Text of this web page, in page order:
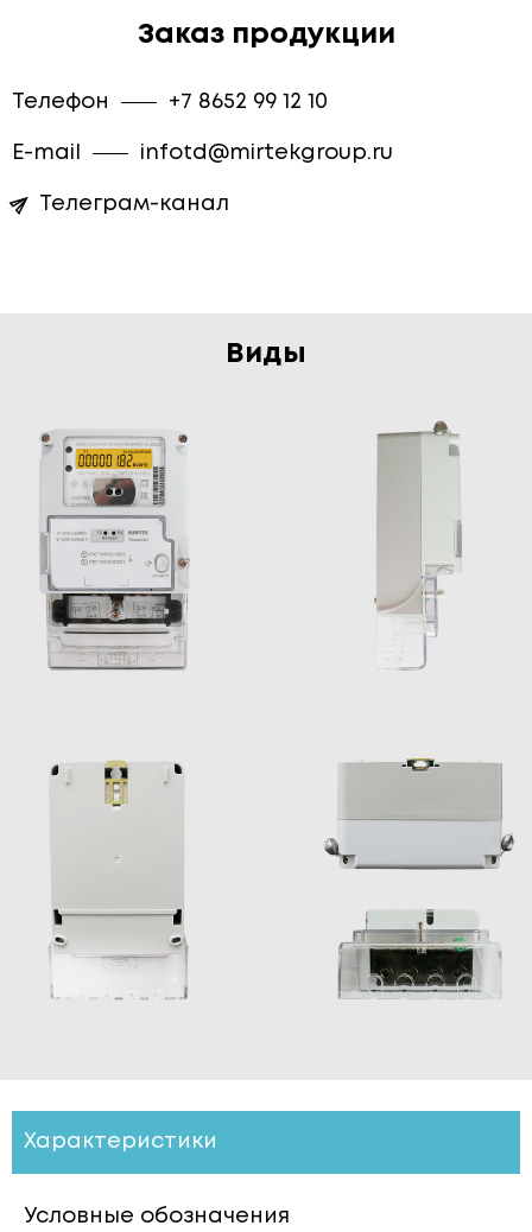
Заказ продукции
Телефон +7 8652 99 12 10
E-mail infotd@mirtekgroup.ru
Телеграм-канал
Виды
Характеристики
Условные обозначения